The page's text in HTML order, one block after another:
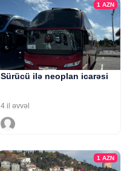
1 AZN
Sürücü ilə neoplan icarəsi
4 il əvvəl
1 AZN